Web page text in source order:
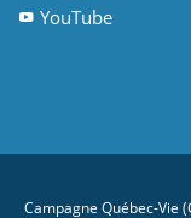
YouTube
Campagne Québec-Vie